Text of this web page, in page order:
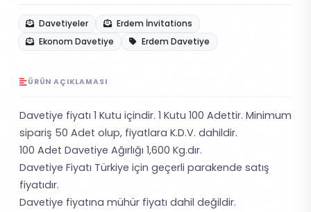
Davetiyeler
Erdem İnvitations
Ekonom Davetiye
Erdem Davetiye
ÜRÜN AÇIKLAMASI
Davetiye fiyatı 1 Kutu içindir. 1 Kutu 100 Adettir. Minimum
sipariş 50 Adet olup, fiyatlara K.D.V. dahildir.
100 Adet Davetiye Ağırlığı 1,600 Kg.dır.
Davetiye Fiyatı Türkiye için geçerli parakende satış
fiyatıdır.
Davetiye fiyatına mühür fiyatı dahil değildir.